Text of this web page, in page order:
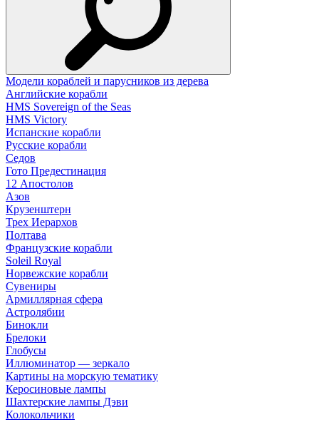
Модели кораблей и парусников из дерева
Английские корабли
HMS Sovereign of the Seas
HMS Victory
Испанские корабли
Русские корабли
Седов
Гото Предестинация
12 Апостолов
Азов
Крузенштерн
Трех Иерархов
Полтава
Французские корабли
Soleil Royal
Норвежские корабли
Сувениры
Армиллярная сфера
Астролябии
Бинокли
Брелоки
Глобусы
Иллюминатор — зеркало
Картины на морскую тематику
Керосиновые лампы
Шахтерские лампы Дэви
Колокольчики